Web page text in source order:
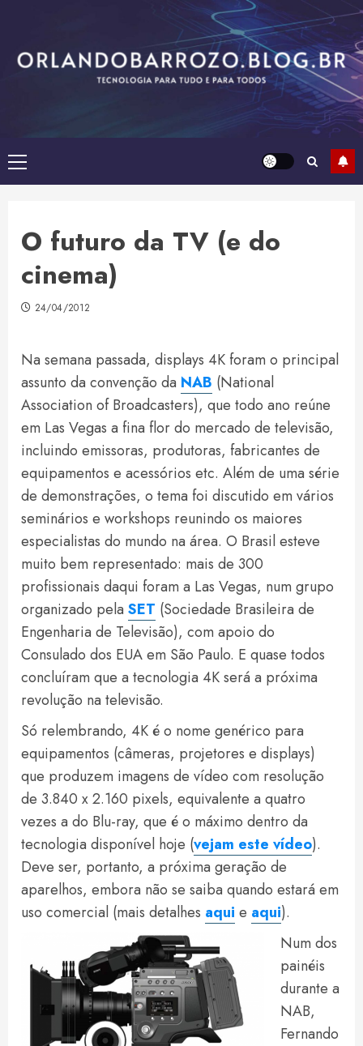
content
Primary
Menu
O futuro da TV (e do
cinema)
24/04/2012
Na semana passada, displays 4K foram o principal
assunto da convenção da NAB (National
Association of Broadcasters), que todo ano reúne
em Las Vegas a fina flor do mercado de televisão,
incluindo emissoras, produtoras, fabricantes de
equipamentos e acessórios etc. Além de uma série
de demonstrações, o tema foi discutido em vários
seminários e workshops reunindo os maiores
especialistas do mundo na área. O Brasil esteve
muito bem representado: mais de 300
profissionais daqui foram a Las Vegas, num grupo
organizado pela SET (Sociedade Brasileira de
Engenharia de Televisão), com apoio do
Consulado dos EUA em São Paulo. E quase todos
concluíram que a tecnologia 4K será a próxima
revolução na televisão.
Só relembrando, 4K é o nome genérico para
equipamentos (câmeras, projetores e displays)
que produzem imagens de vídeo com resolução
de 3.840 x 2.160 pixels, equivalente a quatro
vezes a do Blu-ray, que é o máximo dentro da
tecnologia disponível hoje (vejam este vídeo).
Deve ser, portanto, a próxima geração de
aparelhos, embora não se saiba quando estará em
uso comercial (mais detalhes aqui e aqui).
Num dos
painéis
durante a
NAB,
Fernando